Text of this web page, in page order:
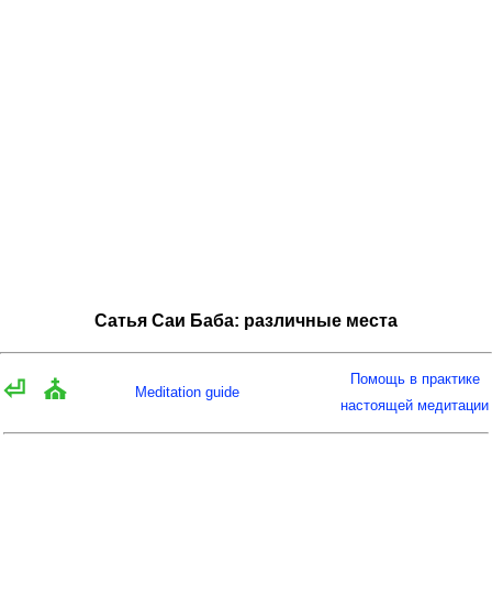
Сатья Саи Баба: различные места
⏎ ⛪ Meditation guide
Помощь в практике
настоящей медитации